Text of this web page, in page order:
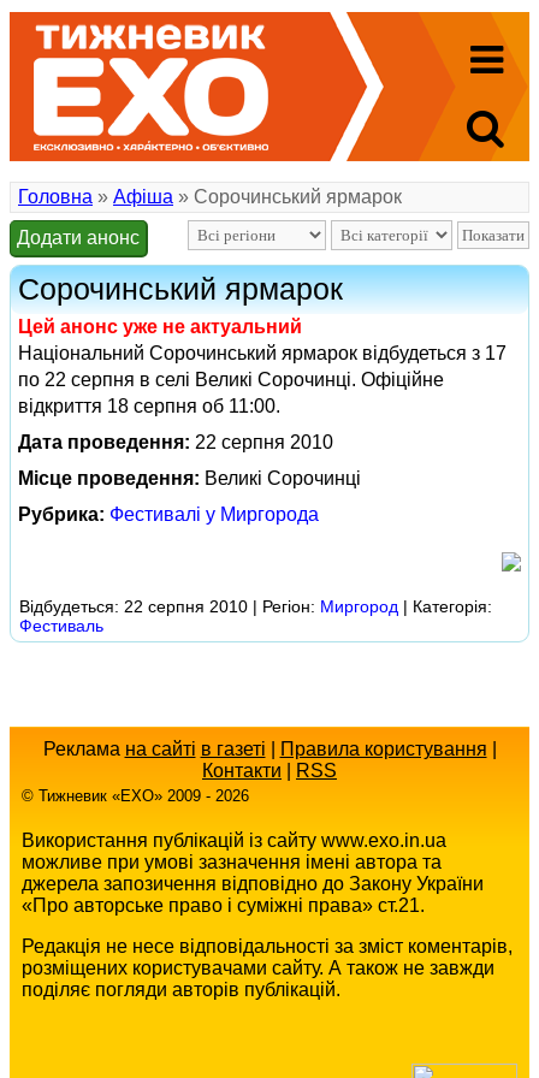
Головна » Афіша » Сорочинський ярмарок
Додати анонс
Сорочинський ярмарок
Цей анонс уже не актуальний
Національний Сорочинський ярмарок відбудеться з 17
по 22 серпня в селі Великі Сорочинці. Офіційне
відкриття 18 серпня об 11:00.
Дата проведення: 22 серпня 2010
Місце проведення: Великі Сорочинці
Рубрика: Фестивалі у Миргорода
Відбудеться: 22 серпня 2010 | Регіон: Миргород | Категорія:
Фестиваль
Реклама на сайті в газеті Правила користування
Контакти
RSS
© Тижневик «EХO» 2009 - 2026
Використання публікацій із сайту www.exo.in.ua
можливе при умові зазначення імені автора та
джерела запозичення відповідно до Закону України
«Про авторське право і суміжні права» ст.21.
Редакція не несе відповідальності за зміст коментарів,
розміщених користувачами сайту. А також не завжди
поділяє погляди авторів публікацій.